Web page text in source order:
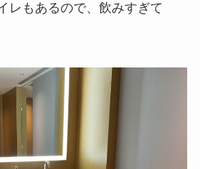
レもあるので、飲みすぎて